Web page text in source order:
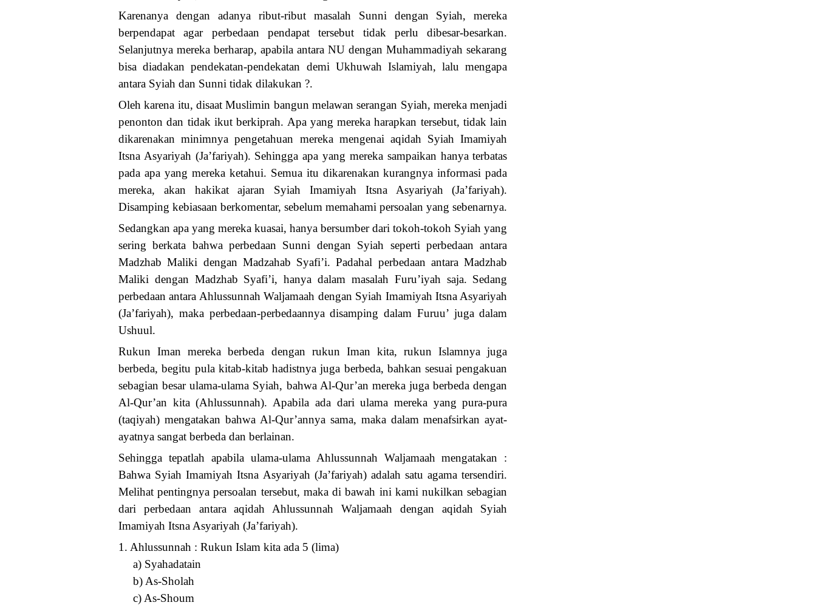
Karenanya dengan adanya ribut-ribut masalah Sunni dengan Syiah, mereka
berpendapat agar perbedaan pendapat tersebut tidak perlu dibesar-besarkan.
Selanjutnya mereka berharap, apabila antara NU dengan Muhammadiyah sekarang
bisa diadakan pendekatan-pendekatan demi Ukhuwah Islamiyah, lalu mengapa
antara Syiah dan Sunni tidak dilakukan ?.
Oleh karena itu, disaat Muslimin bangun melawan serangan Syiah, mereka menjadi
penonton dan tidak ikut berkiprah. Apa yang mereka harapkan tersebut, tidak lain
dikarenakan minimnya pengetahuan mereka mengenai aqidah Syiah Imamiyah
Itsna Asyariyah (Ja’fariyah). Sehingga apa yang mereka sampaikan hanya terbatas
pada apa yang mereka ketahui. Semua itu dikarenakan kurangnya informasi pada
mereka, akan hakikat ajaran Syiah Imamiyah Itsna Asyariyah (Ja’fariyah).
Disamping kebiasaan berkomentar, sebelum memahami persoalan yang sebenarnya.
Sedangkan apa yang mereka kuasai, hanya bersumber dari tokoh-tokoh Syiah yang
sering berkata bahwa perbedaan Sunni dengan Syiah seperti perbedaan antara
Madzhab Maliki dengan Madzahab Syafi’i. Padahal perbedaan antara Madzhab
Maliki dengan Madzhab Syafi’i, hanya dalam masalah Furu’iyah saja. Sedang
perbedaan antara Ahlussunnah Waljamaah dengan Syiah Imamiyah Itsna Asyariyah
(Ja’fariyah), maka perbedaan-perbedaannya disamping dalam Furuu’ juga dalam
Ushuul.
Rukun Iman mereka berbeda dengan rukun Iman kita, rukun Islamnya juga
berbeda, begitu pula kitab-kitab hadistnya juga berbeda, bahkan sesuai pengakuan
sebagian besar ulama-ulama Syiah, bahwa Al-Qur’an mereka juga berbeda dengan
Al-Qur’an kita (Ahlussunnah). Apabila ada dari ulama mereka yang pura-pura
(taqiyah) mengatakan bahwa Al-Qur’annya sama, maka dalam menafsirkan ayat-
ayatnya sangat berbeda dan berlainan.
Sehingga tepatlah apabila ulama-ulama Ahlussunnah Waljamaah mengatakan :
Bahwa Syiah Imamiyah Itsna Asyariyah (Ja’fariyah) adalah satu agama tersendiri.
Melihat pentingnya persoalan tersebut, maka di bawah ini kami nukilkan sebagian
dari perbedaan antara aqidah Ahlussunnah Waljamaah dengan aqidah Syiah
Imamiyah Itsna Asyariyah (Ja’fariyah).
1. Ahlussunnah : Rukun Islam kita ada 5 (lima)
a) Syahadatain
b) As-Sholah
c) As-Shoum